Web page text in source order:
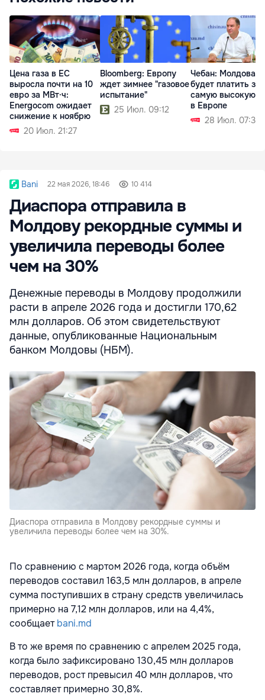
Цена газа в ЕС
выросла почти на 10
евро за МВт·ч:
Energocom ожидает
снижение к ноябрю
20 Июл. 21:27
Bloomberg: Европу
ждет зимнее "газовое
испытание"
25 Июл. 09:12
Чебан: Молдова
будет платить за
самую высокую
в Европе
28 Июл. 07:36
Bani 22 мая 2026, 18:46 10 414
Диаспора отправила в
Молдову рекордные суммы и
увеличила переводы более
чем на 30%
Денежные переводы в Молдову продолжили
расти в апреле 2026 года и достигли 170,62
млн долларов. Об этом свидетельствуют
данные, опубликованные Национальным
банком Молдовы (НБМ).
Диаспора отправила в Молдову рекордные суммы и
увеличила переводы более чем на 30%.
По сравнению с мартом 2026 года, когда объём
переводов составил 163,5 млн долларов, в апреле
сумма поступивших в страну средств увеличилась
примерно на 7,12 млн долларов, или на 4,4%,
сообщаетbani.md
В то же время по сравнению с апрелем 2025 года,
когда было зафиксировано 130,45 млн долларов
переводов, рост превысил 40 млн долларов, что
составляет примерно 30,8%.